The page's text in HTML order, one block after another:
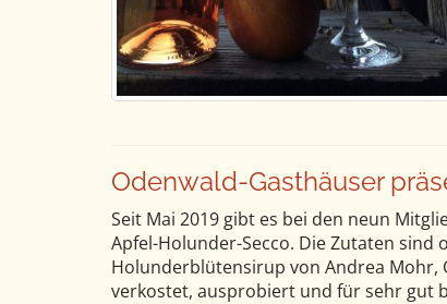
Odenwald-Gasthäuser
Seit Mai 2019 gibt es bei den neun
Apfel-Holunder-Secco. Die Zutaten sind
Holunderblütensirup von Andrea Mohr,
verkostet, ausprobiert und für sehr gut